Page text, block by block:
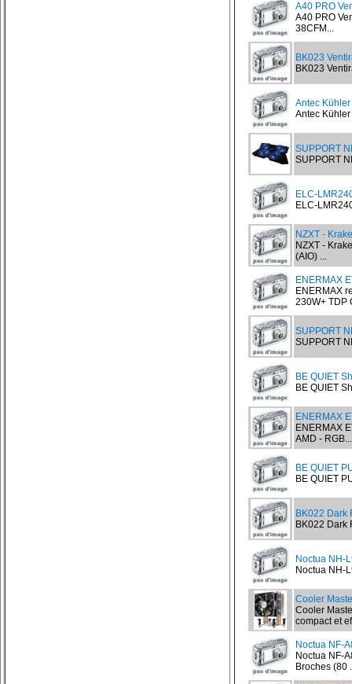
A40 PRO
A40 PRO
38CFM...
BK023
BK023
Antec
Antec Kühler
SUPPORT
SUPPORT
ELC-
ELC-
NZXT -
NZXT -
(AIO) ...
ENERMAX
ENERMAX
230W+ TDP
SUPPORT
SUPPORT
BE QUIET
BE QUIET
ENERMAX
ENERMAX
AMD - RGB...
BE QUIET
BE QUIET
BK022 Dark
BK022 Dark
Noctua NH-
Noctua NH-
Cooler
Cooler
compact et
Noctua NF-
Noctua NF-
Broches (80